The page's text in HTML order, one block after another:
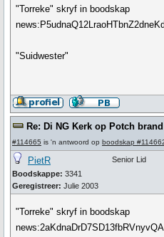
"Torreke" skryf in boodskap
"Suidwester"
Re: Di NG Kerk op Potch
#114665 is 'n antwoord op boodskap
PietR
Boodskappe: 3341
Geregistreer: Julie 2003
Senior Lid
"Torreke" skryf in boodskap